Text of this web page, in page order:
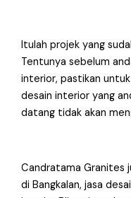
Itulah projek yang
Tentunya sebelum
interior, pastikan
desain interior yang
datang tidak akan
Candratama Granites
di Bangkalan, jasa